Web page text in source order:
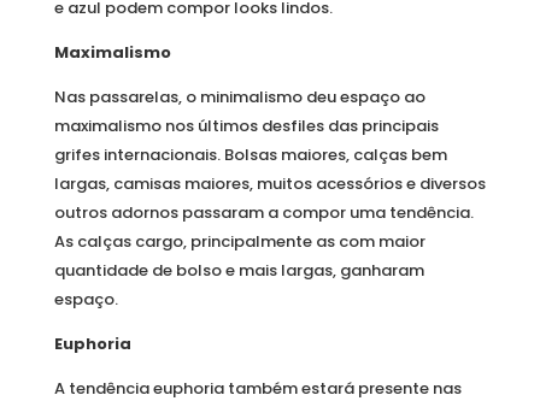
e azul podem compor looks lindos.
Maximalismo
Nas passarelas, o minimalismo deu espaço ao
maximalismo nos últimos desfiles das principais
grifes internacionais. Bolsas maiores, calças bem
largas, camisas maiores, muitos acessórios e diversos
outros adornos passaram a compor uma tendência.
As calças cargo, principalmente as com maior
quantidade de bolso e mais largas, ganharam
espaço.
Euphoria
A tendência euphoria também estará presente nas